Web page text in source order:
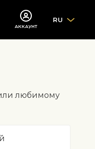
АККАУНТ
RU
или любимому